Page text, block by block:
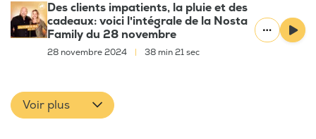
Des clients impatients, la pluie et des
cadeaux: voici l'intégrale de la Nosta
Family du 28 novembre
28 novembre 2024 38 min 21 sec
Voir plus